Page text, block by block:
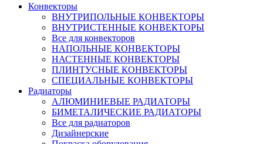
Конвекторы
ВНУТРИПОЛЬНЫЕ КОНВЕКТОРЫ
ВНУТРИСТЕННЫЕ КОНВЕКТОРЫ
Все для конвекторов
НАПОЛЬНЫЕ КОНВЕКТОРЫ
НАСТЕННЫЕ КОНВЕКТОРЫ
ПЛИНТУСНЫЕ КОНВЕКТОРЫ
СПЕЦИАЛЬНЫЕ КОНВЕКТОРЫ
Радиаторы
АЛЮМИНИЕВЫЕ РАДИАТОРЫ
БИМЕТАЛИЧЕСКИЕ РАДИАТОРЫ
Все для радиаторов
Дизайнерские